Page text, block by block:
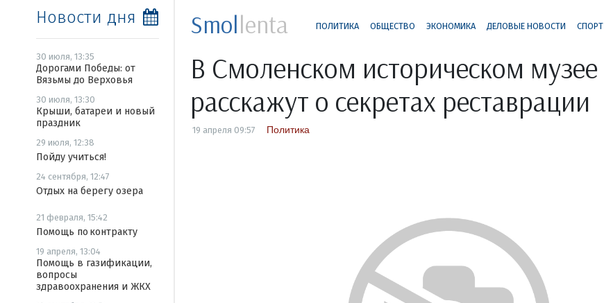
Новости дня
30 июля, 13:35
Дорогами Победы: от
Вязьмы до Верховья
30 июля, 13:30
Крыши, батареи и новый
праздник
29 июля, 12:38
Пойду учиться!
24 сентября, 12:47
Отдых на берегу озера
21 февраля, 15:42
Помощь по контракту
19 апреля, 13:04
Помощь в газификации,
вопросы
здравоохранения и ЖКХ
Smollenta ПОЛИТИКА ОБЩЕСТВО ЭКОНОМИКА ДЕЛОВЫЕ НОВОСТИ СПОРТ
В Смоленском историческом музее
расскажут о секретах реставрации
19 апреля 09:57 Политика